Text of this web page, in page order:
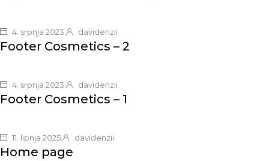
4. srpnja 2023. davidenzii
Footer Cosmetics – 2
4. srpnja 2023. davidenzii
Footer Cosmetics – 1
11. lipnja 2025. davidenzii
Home page